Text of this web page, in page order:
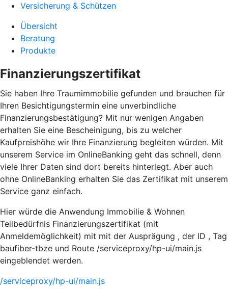
Versicherung & Schützen
Übersicht
Beratung
Produkte
Finanzierungszertifikat
Sie haben Ihre Traumimmobilie gefunden und brauchen für
Ihren Besichtigungstermin eine unverbindliche
Finanzierungsbestätigung? Mit nur wenigen Angaben
erhalten Sie eine Bescheinigung, bis zu welcher
Kaufpreishöhe wir Ihre Finanzierung begleiten würden. Mit
unserem Service im OnlineBanking geht das schnell, denn
viele Ihrer Daten sind dort bereits hinterlegt. Aber auch
ohne OnlineBanking erhalten Sie das Zertifikat mit unserem
Service ganz einfach.
Hier würde die Anwendung Immobilie & Wohnen
Teilbedürfnis Finanzierungszertifikat (mit
Anmeldemöglichkeit) mit mit der Ausprägung , der ID , Tag
baufiber-tbze und Route /serviceproxy/hp-ui/main.js
eingeblendet werden.
/serviceproxy/hp-ui/main.js